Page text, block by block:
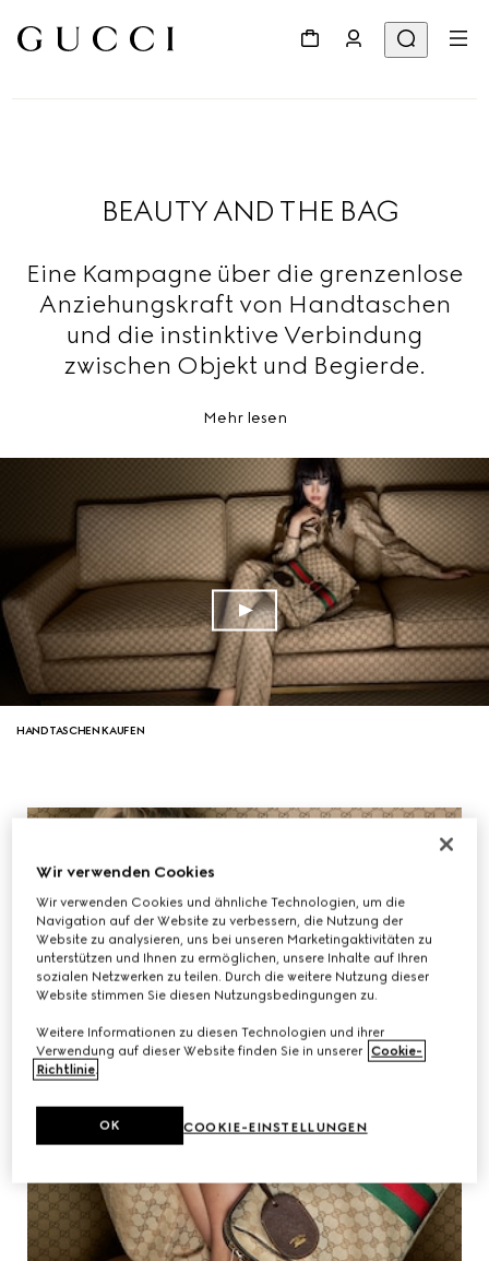
BEAUTY AND THE BAG
Eine Kampagne über die grenzenlose
Anziehungskraft von Handtaschen
und die instinktive Verbindung
zwischen Objekt und Begierde.
Mehr lesen
HANDTASCHEN KAUFEN
Wir verwenden Cookies
Wir verwenden Cookies und ähnliche Technologien, um die
Navigation auf der Website zu verbessern, die Nutzung der
Website zu analysieren, uns bei unseren Marketingaktivitäten zu
unterstützen und Ihnen zu ermöglichen, unsere Inhalte auf Ihren
sozialen Netzwerken zu teilen. Durch die weitere Nutzung dieser
Website stimmen Sie diesen Nutzungsbedingungen zu.
Weitere Informationen zu diesen Technologien und ihrer
Verwendung auf dieser Website finden Sie in unserer Cookie-
Richtlinie.
COOKIE-EINSTELLUNGEN
OK